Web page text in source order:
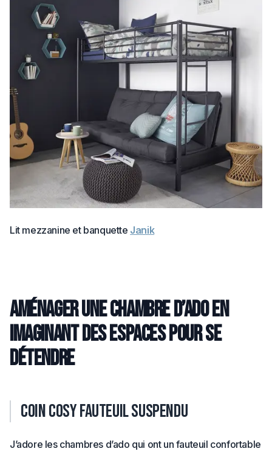
Lit mezzanine et banquette Janik
Aménager une chambre d’ado en
imaginant des espaces pour se
détendre
Coin cosy fauteuil suspendu
J’adore les chambres d’ado qui ont un fauteuil confortable